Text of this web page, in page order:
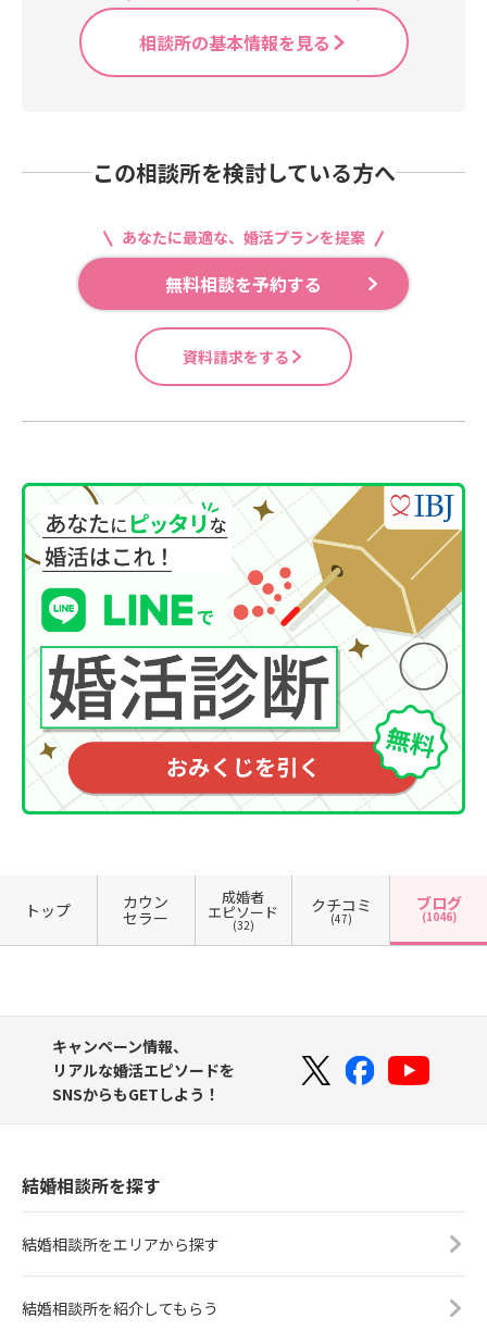
相談所の基本情報を見る
この相談所を検討している方へ
あなたに最適な、婚活プランを提案
無料相談を予約する
資料請求をする
トップ カウン
セラー
成婚者
エピソード
(32)
クチコミ
(47)
ブログ
(1046)
キャンペーン情報、
リアルな婚活エピソードを
SNSからもGETしよう！
結婚相談所を探す
結婚相談所をエリアから探す
結婚相談所を紹介してもらう